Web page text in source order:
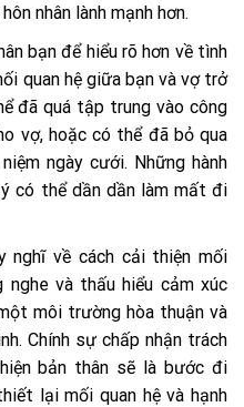
nhân lành mạnh hơn.
bạn để hiểu rõ hơn về tình
quan hệ giữa bạn và vợ trở
đã quá tập trung vào công
vợ, hoặc có thể đã bỏ qua
ngày cưới. Những hành
có thể dần dần làm mất đi
nghĩ về cách cải thiện mối
nghe và thấu hiểu cảm xúc
môi trường hòa thuận và
Chính sự chấp nhận trách
bản thân sẽ là bước đi
lại mối quan hệ và hạnh